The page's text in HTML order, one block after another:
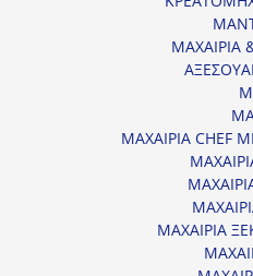
ΜΑΧΑΙΡΙΑ
ΜΑΧΑΙΡΙΑ CHEF
ΜΑΧΑΙΡΙΑ